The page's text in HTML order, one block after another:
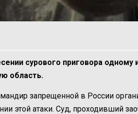
сурового приговора
область.
запрещенной в России
этой атаки. Суд, проходивший